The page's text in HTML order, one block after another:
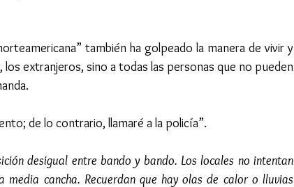
también ha golpeado la manera de vivir y
extranjeros, sino a todas las personas que no pueden
de lo contrario, llamaré a la policía”.
desigual entre bando y bando. Los locales no intentan
cancha. Recuerdan que hay olas de calor o lluvias